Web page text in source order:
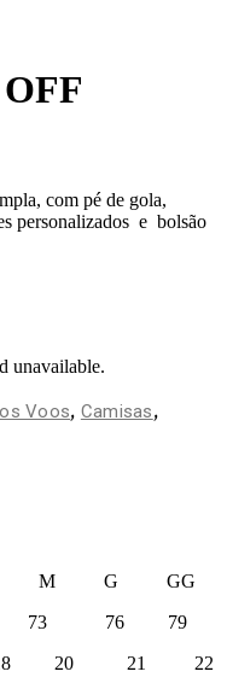
com pé de gola,
personalizados e bolsão
unavailable.
Voos, Camisas,
M G GG
72 73 76 79
20 21 22